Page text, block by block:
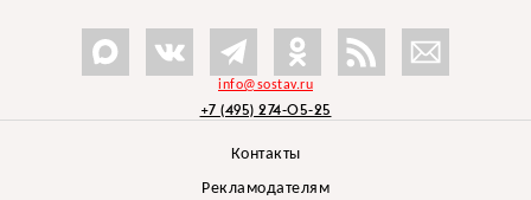
info@sostav.ru
+7 (495) 274-05-25
Контакты
Рекламодателям